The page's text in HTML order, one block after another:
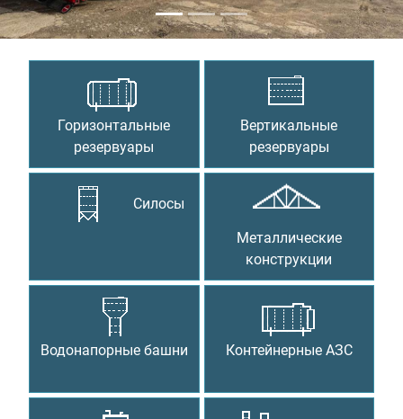
Горизонтальные
резервуары
Вертикальные
резервуары
Силосы
Металлические
конструкции
Водонапорные башни Контейнерные АЗС